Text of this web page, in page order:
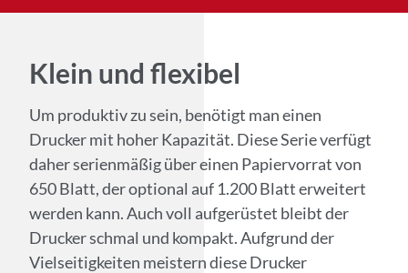
Klein und flexibel
Um produktiv zu sein, benötigt man einen
Drucker mit hoher Kapazität. Diese Serie verfügt
daher serienmäßig über einen Papiervorrat von
650 Blatt, der optional auf 1.200 Blatt erweitert
werden kann. Auch voll aufgerüstet bleibt der
Drucker schmal und kompakt. Aufgrund der
Vielseitigkeiten meistern diese Drucker